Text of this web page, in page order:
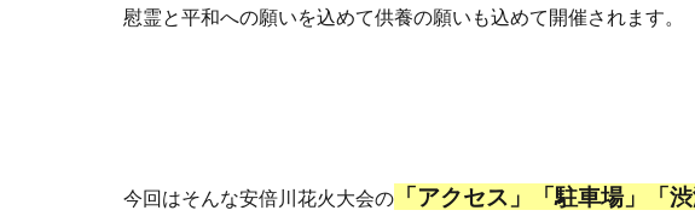
慰霊と平和への願いを込めて供養の願いも込めて開催されます。
今回はそんな安倍川花火大会の 「アクセス」「駐車場」「